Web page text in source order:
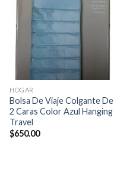
Añadir
a la
HOGAR
Bolsa De Viaje Colgante De
2 Caras Color Azul Hanging
Travel
$650.00